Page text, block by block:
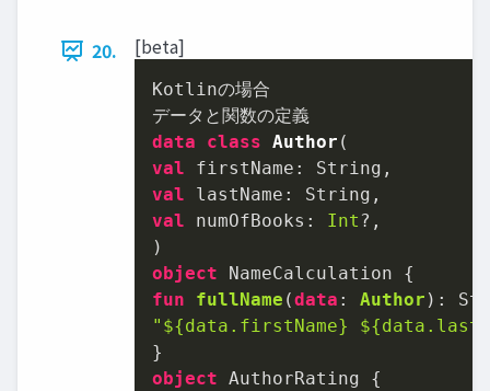
20. [beta]
Kotlinの場合
data
class Author
val
val
val numOfBooks: Int ?,
object
fun
fullName (data : Author )
" ${data.firstName}
object